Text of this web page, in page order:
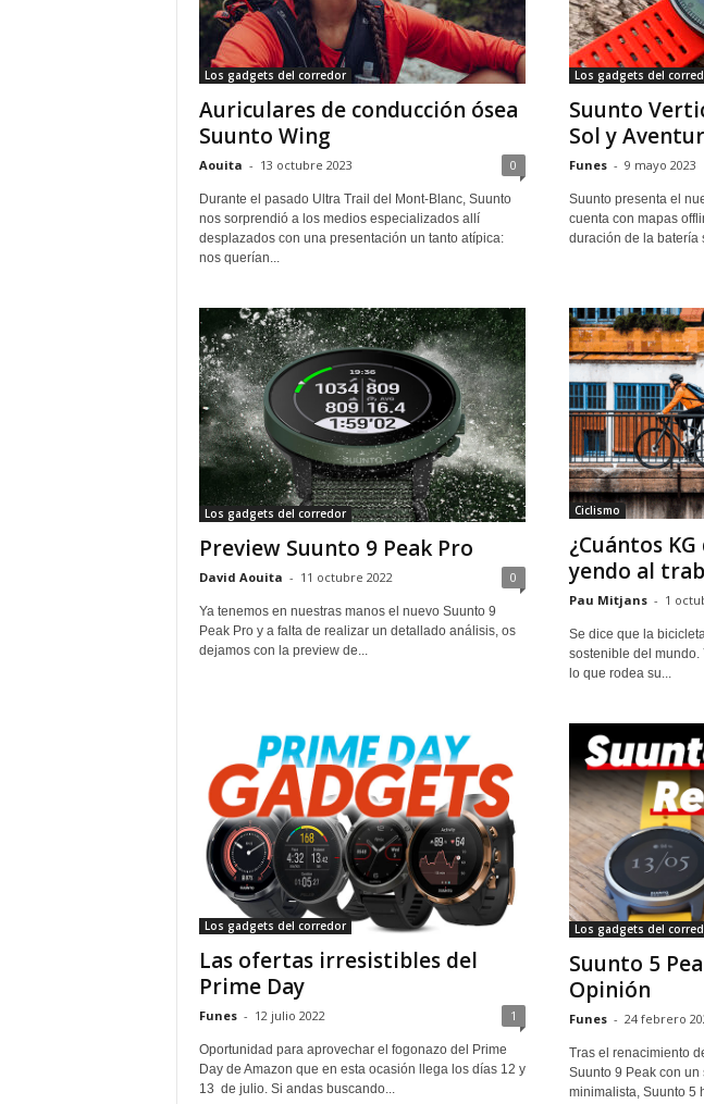
Los gadgets del corredor
Auriculares de conducción ósea
Suunto Wing
Aouita - 13 octubre 2023 0
Durante el pasado Ultra Trail del Mont-Blanc, Suunto
nos sorprendió a los medios especializados allí
desplazados con una presentación un tanto atípica:
nos querían...
Los gadgets del
Suunto
Sol y
Funes - 9 mayo 2023
Suunto presenta el
cuenta con mapas
duración de la batería
Los gadgets del corredor
Preview Suunto 9 Peak Pro
David Aouita - 11 octubre 2022 0
Ya tenemos en nuestras manos el nuevo Suunto 9
Peak Pro y a falta de realizar un detallado análisis, os
dejamos con la preview de...
Ciclismo
¿Cuántos
yendo al
Pau Mitjans - 1
Se dice que la
sostenible del mundo.
lo que rodea su...
Los gadgets del corredor
Las ofertas irresistibles del
Prime Day
Funes - 12 julio 2022 1
Oportunidad para aprovechar el fogonazo del Prime
Day de Amazon que en esta ocasión llega los días 12 y
13 de julio. Si andas buscando...
Los gadgets del
Suunto 5
Opinión
Funes - 24 febrero
Tras el renacimiento
Suunto 9 Peak con
minimalista, Suunto 5